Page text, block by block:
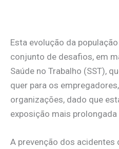
Esta evolução da
conjunto de desafios, em
Saúde no Trabalho (SST),
quer para os
organizações, dado que
exposição mais
A prevenção dos acidentes